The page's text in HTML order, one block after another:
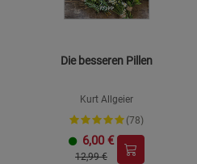
Die besseren Pillen
Kurt Allgeier
(78)
6,00 €
12,99 €